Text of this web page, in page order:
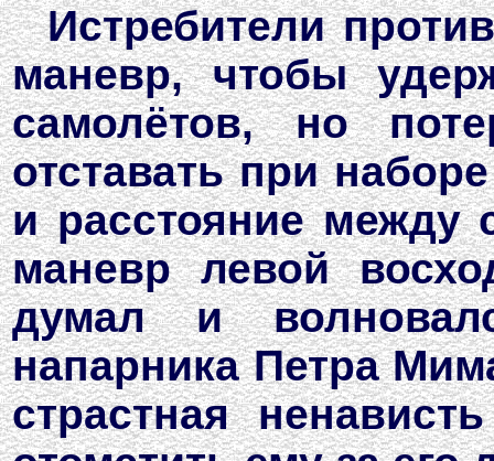
Истребители
маневр, чтобы
самолётов, но
отставать при
и расстояние между
маневр левой
думал и
напарника Петра
страстная